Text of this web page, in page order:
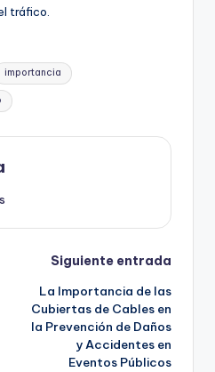
tráfico.
importancia
Siguiente entrada
La Importancia de las
Cubiertas de Cables en
la Prevención de Daños
y Accidentes en
Eventos Públicos